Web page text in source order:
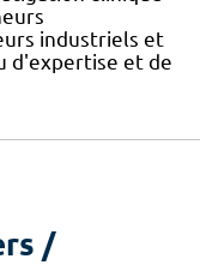
industriels et
d'expertise et de
/